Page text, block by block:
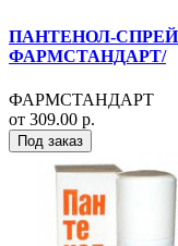
ПАНТЕНОЛ-СПРЕЙ
ФАРМСТАНДАРТ/
ФАРМСТАНДАРТ
от 309.00 р.
Под заказ